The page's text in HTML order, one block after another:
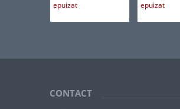
epuizat
epuizat
CONTACT